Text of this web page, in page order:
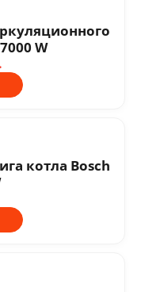
W
котла Bosch